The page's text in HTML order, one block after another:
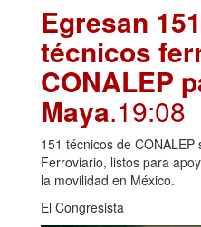
Egresan
técnicos
CONALEP
Maya.19:08
151 técnicos de
Ferroviario, listos para
la movilidad en México.
El Congresista